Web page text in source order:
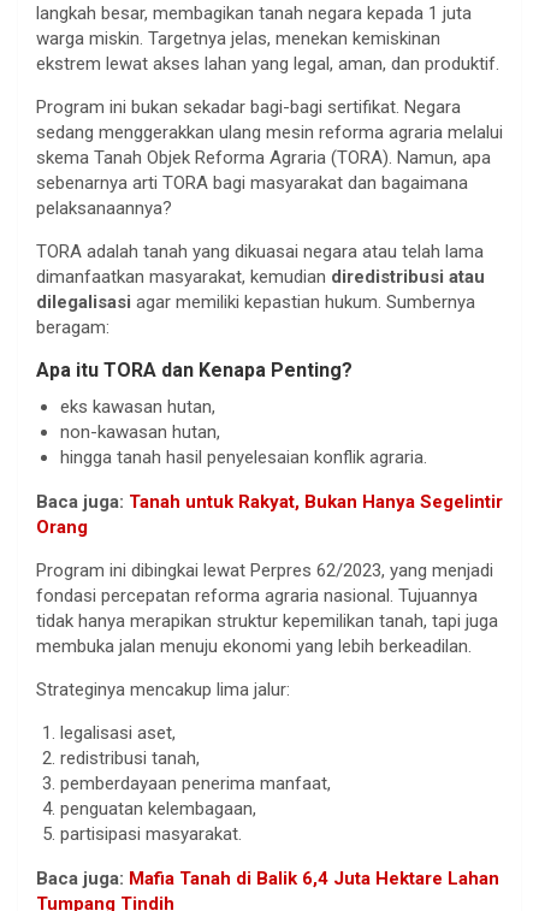
langkah besar, membagikan tanah negara kepada 1 juta
warga miskin. Targetnya jelas, menekan kemiskinan
ekstrem lewat akses lahan yang legal, aman, dan produktif.
Program ini bukan sekadar bagi-bagi sertifikat. Negara
sedang menggerakkan ulang mesin reforma agraria melalui
skema Tanah Objek Reforma Agraria (TORA). Namun, apa
sebenarnya arti TORA bagi masyarakat dan bagaimana
pelaksanaannya?
TORA adalah tanah yang dikuasai negara atau telah lama
dimanfaatkan masyarakat, kemudian diredistribusi atau
dilegalisasi agar memiliki kepastian hukum. Sumbernya
beragam:
Apa itu TORA dan Kenapa Penting?
eks kawasan hutan,
non-kawasan hutan,
hingga tanah hasil penyelesaian konflik agraria.
Baca juga: Tanah untuk Rakyat, Bukan Hanya Segelintir
Orang
Program ini dibingkai lewat Perpres 62/2023, yang menjadi
fondasi percepatan reforma agraria nasional. Tujuannya
tidak hanya merapikan struktur kepemilikan tanah, tapi juga
membuka jalan menuju ekonomi yang lebih berkeadilan.
Strateginya mencakup lima jalur:
legalisasi aset,
redistribusi tanah,
pemberdayaan penerima manfaat,
penguatan kelembagaan,
partisipasi masyarakat.
Baca juga: Mafia Tanah di Balik 6,4 Juta Hektare Lahan
Tumpang Tindih